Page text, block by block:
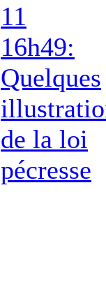
11
16h49:
Quelques
de la loi
pécresse